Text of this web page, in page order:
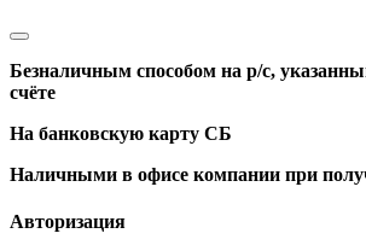
Безналичным способом на р/с,
счёте
На банковскую карту СБ
Наличными в офисе компании при
Авторизация